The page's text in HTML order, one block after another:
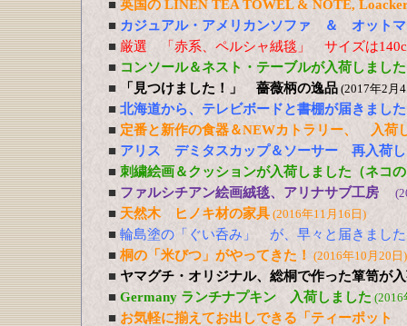
■ 英国の LINEN TEA TOWEL & NOTE,
■ カジュアル・アメリカンソファ ＆ オット
■ 厳選 「赤系、ペルシャ絨毯」 サイズは
■ コンソール＆ネスト・テーブルが入荷しました
■ 「見つけました！」 薔薇柄の逸品 (2017年2月
■ 北海道から、テレビボードと書棚が届きました
■ 定番と新作の食器＆NEWカトラリー、 入荷
■ アリス デミタスカップ＆ソーサー 再入荷し
■ 刺繍絵画＆クッションが入荷しました（ネコ
■ ファルシチアン絵画絨毯、アリナサブ工房
■ 天然木 ヒノキ材の家具 (2016年11月16日)
■ 輪島塗の「ぐい呑み」 が、早々と届きました
■ 桐の「米びつ」がやってきた！ (2016年10月20日)
■ ヤマグチ・オリジナル、総桐で作った箪笥が
■ Germany ランチナプキン 入荷しました (2016
■ お気軽に揃えてお出しできる「ティーポッ